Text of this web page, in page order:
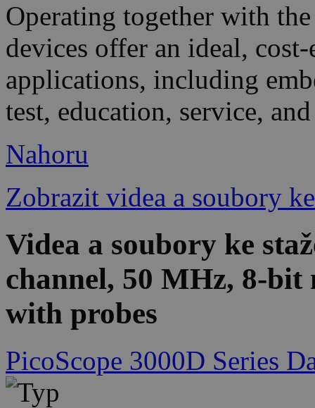
Operating together with
devices offer an ideal,
applications, including
test, education, service,
Nahoru
Zobrazit videa a soubory
Videa a soubory ke
channel, 50 MHz, 8-bit
with probes
PicoScope 3000D Series